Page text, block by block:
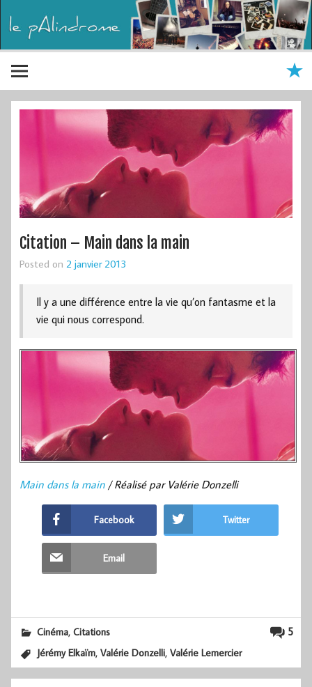
Citation – Main dans la main
Posted on 2 janvier 2013
Il y a une différence entre la vie qu’on fantasme et la
vie qui nous correspond.
Main dans la main / Réalisé par Valérie Donzelli
Facebook Twitter
Email
5
Cinéma,Citations
Jérémy Elkaïm,Valérie Donzelli,Valérie Lemercier